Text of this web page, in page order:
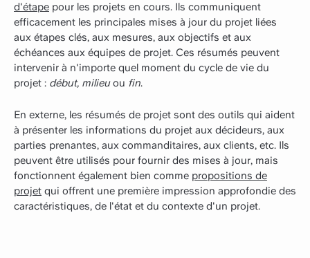
d'étape pour les projets en cours. Ils communiquent
efficacement les principales mises à jour du projet liées
aux étapes clés, aux mesures, aux objectifs et aux
échéances aux équipes de projet. Ces résumés peuvent
intervenir à n'importe quel moment du cycle de vie du
projet : début, milieuou fin.
En externe, les résumés de projet sont des outils qui aident
à présenter les informations du projet aux décideurs, aux
parties prenantes, aux commanditaires, aux clients, etc. Ils
peuvent être utilisés pour fournir des mises à jour, mais
fonctionnent également bien comme propositions de
projet qui offrent une première impression approfondie des
caractéristiques, de l'état et du contexte d'un projet.